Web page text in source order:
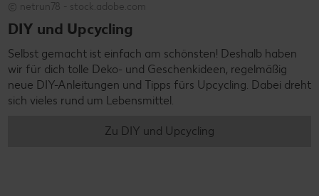
© netrun78 - stock.adobe.com
DIY und Upcycling
Selbst gemacht ist einfach am schönsten! Deshalb haben
wir für dich tolle Deko- und Geschenkideen, regelmäßig
neue DIY-Anleitungen und Tipps fürs Upcycling. Dabei dreht
sich vieles rund um Lebensmittel.
Zu DIY und Upcycling